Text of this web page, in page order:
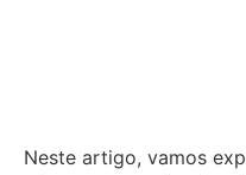
Neste artigo, vamos